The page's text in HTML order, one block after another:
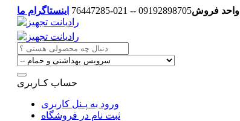
واحد فروش09192898705 -- 021-76447285 اینستاگرام ما
حساب کـاربری
ورود به پـنل کاربری
ثبت نام در فروشگاه